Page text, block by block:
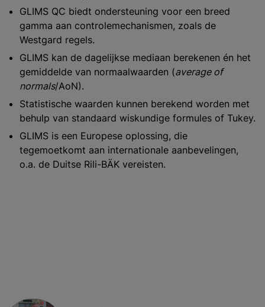
GLIMS QC biedt ondersteuning voor een breed
gamma aan controlemechanismen, zoals de
Westgard regels.
GLIMS kan de dagelijkse mediaan berekenen én het
gemiddelde van normaalwaarden (average of
normals/AoN).
Statistische waarden kunnen berekend worden met
behulp van standaard wiskundige formules of Tukey.
GLIMS is een Europese oplossing, die
tegemoetkomt aan internationale aanbevelingen,
o.a. de Duitse Rili-BÄK vereisten.